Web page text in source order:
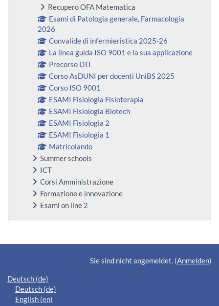
Recupero OFA Matematica
Esami di Patologia generale, Farmacologia
2026
Convalide di infermieristica 2025-26
La linea guida ISO 9001 e la sua applicazione
Precorso DTI
Corso AsDUNI per docenti UniBS 2025
Corso ISO 9001
ESAMI Fisiologia Fisioterapia
ESAMI Fisiologia Biotech
ESAMI Fisiologia 2
ESAMI Fisiologia 1
Matricolando
Summer schools
ICT
Corsi Amministrazione
Formazione e innovazione
Esami on line 2
Ergänzungsblöcke
Sie sind nicht angemeldet. (Anmelden)
Deutsch ‎(de)‎
Deutsch ‎(de)‎
English ‎(en)‎